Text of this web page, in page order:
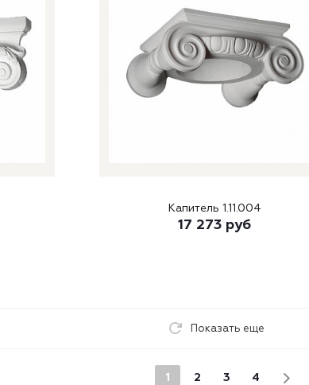
Капитель 1.11.004
17 273 руб
Показать еще
1 2 3 4